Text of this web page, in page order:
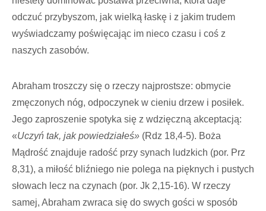
odczuć przybyszom, jak wielką łaskę i z jakim trudem
wyświadczamy poświęcając im nieco czasu i coś z
naszych zasobów.
Abraham troszczy się o rzeczy najprostsze: obmycie
zmęczonych nóg, odpoczynek w cieniu drzew i posiłek.
Jego zaproszenie spotyka się z wdzięczną akceptacją:
«Uczyń tak, jak powiedziałeś» (Rdz 18,4-5). Boża
Mądrość znajduje radość przy synach ludzkich (por. Prz
8,31), a miłość bliźniego nie polega na pięknych i pustych
słowach lecz na czynach (por. Jk 2,15-16). W rzeczy
samej, Abraham zwraca się do swych gości w sposób